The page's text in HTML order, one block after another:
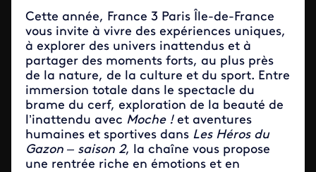
Cette année, France 3 Paris Île-de-France
vous invite à vivre des expériences uniques,
à explorer des univers inattendus et à
partager des moments forts, au plus près
de la nature, de la culture et du sport. Entre
immersion totale dans le spectacle du
brame du cerf, exploration de la beauté de
l’inattendu avec Moche !et aventures
humaines et sportives dans Les Héros du
Gazon – saison 2, la chaîne vous propose
une rentrée riche en émotions et en